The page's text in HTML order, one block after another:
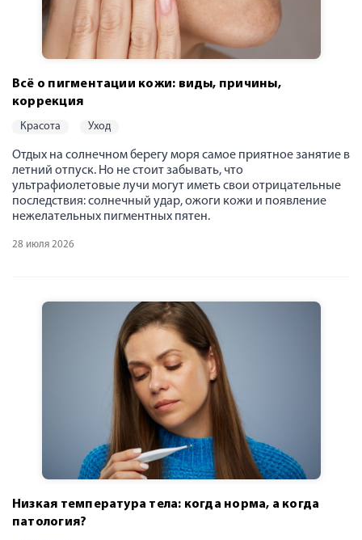
Всё о пигментации кожи: виды, причины,
коррекция
красота уход
Отдых на солнечном берегу моря самое приятное занятие в
летний отпуск. Но не стоит забывать, что
ультрафиолетовые лучи могут иметь свои отрицательные
последствия: солнечный удар, ожоги кожи и появление
нежелательных пигментных пятен.
28 июля 2026
Низкая температура тела: когда норма, а когда
патология?